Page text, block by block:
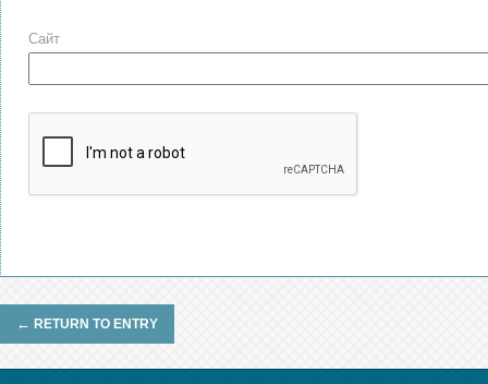
Сайт
← RETURN TO ENTRY